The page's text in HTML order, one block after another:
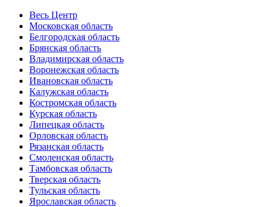
Весь Центр
Московская область
Белгородская область
Брянская область
Владимирская область
Воронежская область
Ивановская область
Калужская область
Костромская область
Курская область
Липецкая область
Орловская область
Рязанская область
Смоленская область
Тамбовская область
Тверская область
Тульская область
Ярославская область